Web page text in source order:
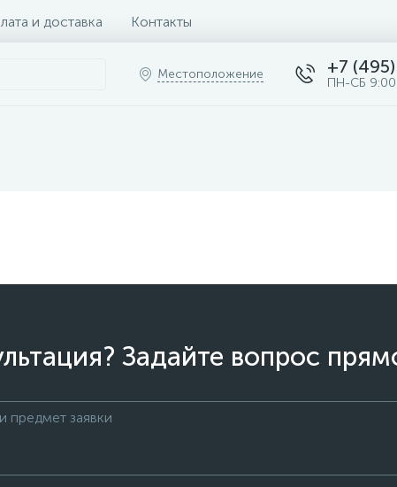
и доставка Контакты
Местоположение +7
ПН-СБ
Задайте вопрос